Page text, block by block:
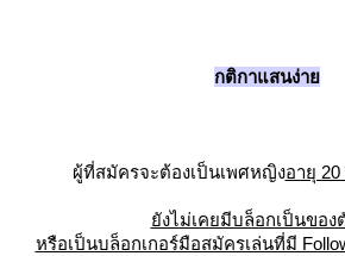
กติกาแสนง่า
ผู้ที่สมัครจะต้องเป็นเพศหญิงอายุ
งไม่เคยมีบล็อกเป็นของตั
หรือเป็นบล็อกเกอร์มือสมัครเล่นที่มี